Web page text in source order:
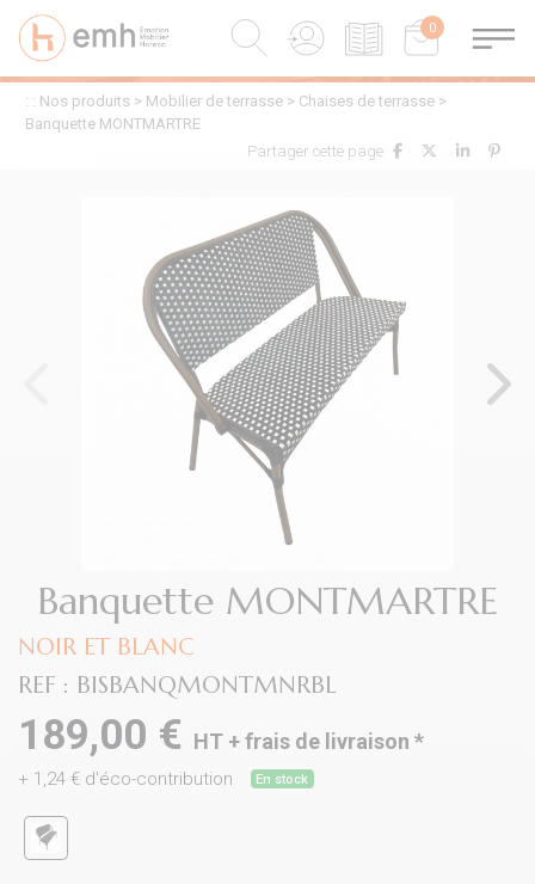
0
0
: : Nos produits > Mobilier de terrasse > Chaises de terrasse >
Banquette MONTMARTRE
Partager cette page
Banquette MONTMARTRE
NOIR ET BLANC
REF : BISBANQMONTMNRBL
189,00 € HT +frais de livraison *
+ 1,24 € d'éco-contribution En stock